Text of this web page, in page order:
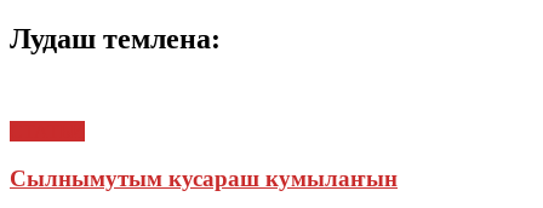
Лудаш темлена:
Сылнымутым кусараш кумылаҥын